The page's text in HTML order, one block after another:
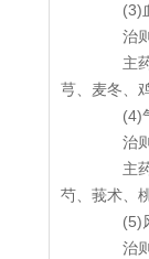
(3)血
治则
主药
芎、麦冬、
(4)气
治则
主药
芍、莪术、
(5)风
治则